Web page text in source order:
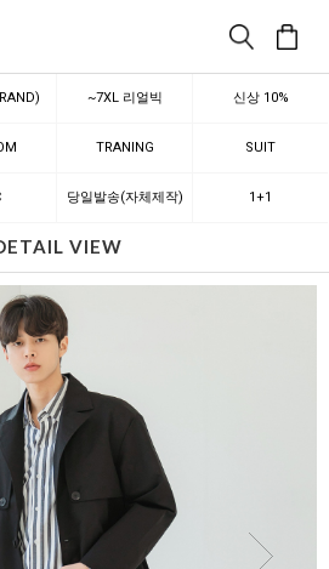
~7XL 리얼빅 신상 10%
TRANING SUIT
당일발송(자체제작) 1+1
VIEW